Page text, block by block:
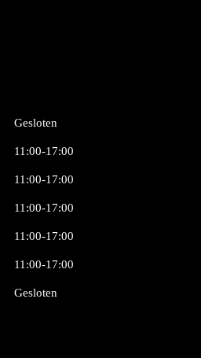
Gesloten
11:00-17:00
11:00-17:00
11:00-17:00
11:00-17:00
11:00-17:00
Gesloten